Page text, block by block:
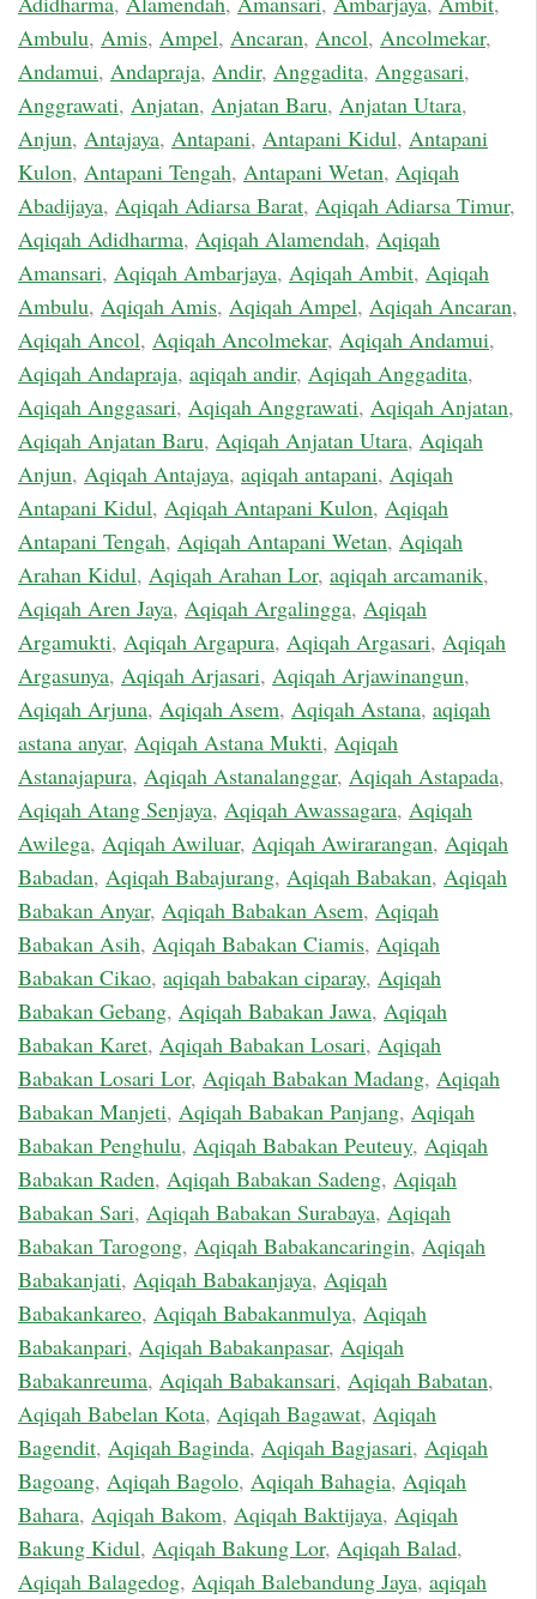
Ambulu, Amis, Ampel, Ancaran, Ancol, Ancolmekar,
Andamui, Andapraja, Andir, Anggadita, Anggasari,
Anggrawati, Anjatan, Anjatan Baru, Anjatan Utara,
Anjun, Antajaya, Antapani, Antapani Kidul, Antapani
Kulon, Antapani Tengah, Antapani Wetan, Aqiqah
Abadijaya, Aqiqah Adiarsa Barat, Aqiqah Adiarsa Timur,
Aqiqah Adidharma, Aqiqah Alamendah, Aqiqah
Amansari, Aqiqah Ambarjaya, Aqiqah Ambit, Aqiqah
Ambulu, Aqiqah Amis, Aqiqah Ampel, Aqiqah Ancaran,
Aqiqah Ancol, Aqiqah Ancolmekar, Aqiqah Andamui,
Aqiqah Andapraja, aqiqah andir, Aqiqah Anggadita,
Aqiqah Anggasari, Aqiqah Anggrawati, Aqiqah Anjatan,
Aqiqah Anjatan Baru, Aqiqah Anjatan Utara, Aqiqah
Anjun, Aqiqah Antajaya, aqiqah antapani, Aqiqah
Antapani Kidul, Aqiqah Antapani Kulon, Aqiqah
Antapani Tengah, Aqiqah Antapani Wetan, Aqiqah
Arahan Kidul, Aqiqah Arahan Lor, aqiqah arcamanik,
Aqiqah Aren Jaya, Aqiqah Argalingga, Aqiqah
Argamukti, Aqiqah Argapura, Aqiqah Argasari, Aqiqah
Argasunya, Aqiqah Arjasari, Aqiqah Arjawinangun,
Aqiqah Arjuna, Aqiqah Asem, Aqiqah Astana, aqiqah
astana anyar, Aqiqah Astana Mukti, Aqiqah
Astanajapura, Aqiqah Astanalanggar, Aqiqah Astapada,
Aqiqah Atang Senjaya, Aqiqah Awassagara, Aqiqah
Awilega, Aqiqah Awiluar, Aqiqah Awirarangan, Aqiqah
Babadan, Aqiqah Babajurang, Aqiqah Babakan, Aqiqah
Babakan Anyar, Aqiqah Babakan Asem, Aqiqah
Babakan Asih, Aqiqah Babakan Ciamis, Aqiqah
Babakan Cikao, aqiqah babakan ciparay, Aqiqah
Babakan Gebang, Aqiqah Babakan Jawa, Aqiqah
Babakan Karet, Aqiqah Babakan Losari, Aqiqah
Babakan Losari Lor, Aqiqah Babakan Madang, Aqiqah
Babakan Manjeti, Aqiqah Babakan Panjang, Aqiqah
Babakan Penghulu, Aqiqah Babakan Peuteuy, Aqiqah
Babakan Raden, Aqiqah Babakan Sadeng, Aqiqah
Babakan Sari, Aqiqah Babakan Surabaya, Aqiqah
Babakan Tarogong, Aqiqah Babakancaringin, Aqiqah
Babakanjati, Aqiqah Babakanjaya, Aqiqah
Babakankareo, Aqiqah Babakanmulya, Aqiqah
Babakanpari, Aqiqah Babakanpasar, Aqiqah
Babakanreuma, Aqiqah Babakansari, Aqiqah Babatan,
Aqiqah Babelan Kota, Aqiqah Bagawat, Aqiqah
Bagendit, Aqiqah Baginda, Aqiqah Bagjasari, Aqiqah
Bagoang, Aqiqah Bagolo, Aqiqah Bahagia, Aqiqah
Bahara, Aqiqah Bakom, Aqiqah Baktijaya, Aqiqah
Bakung Kidul, Aqiqah Bakung Lor, Aqiqah Balad,
Aqiqah Balagedog, Aqiqah Balebandung Jaya, aqiqah